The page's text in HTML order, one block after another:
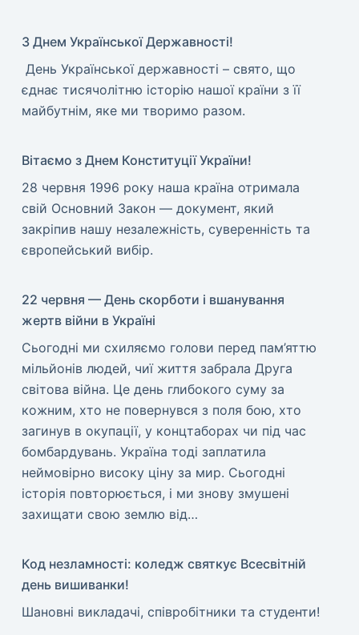
З Днем Української Державності!
​ День Української державності – свято, що
єднає тисячолітню історію нашої країни з її
майбутнім, яке ми творимо разом.
Вітаємо з Днем Конституції України!
​28 червня 1996 року наша країна отримала
свій Основний Закон — документ, який
закріпив нашу незалежність, суверенність та
європейський вибір.
22 червня — День скорботи і вшанування
жертв війни в Україні
​Сьогодні ми схиляємо голови перед пам’яттю
мільйонів людей, чиї життя забрала Друга
світова війна. Це день глибокого суму за
кожним, хто не повернувся з поля бою, хто
загинув в окупації, у концтаборах чи під час
бомбардувань. Україна тоді заплатила
неймовірно високу ціну за мир. ​Сьогодні
історія повторюється, і ми знову змушені
захищати свою землю від…
Код незламності: коледж святкує Всесвітній
день вишиванки!
​Шановні викладачі, співробітники та студенти!